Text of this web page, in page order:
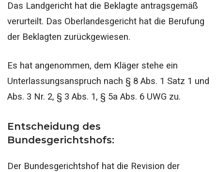
Das Landgericht hat die Beklagte antragsgemäß
verurteilt. Das Oberlandesgericht hat die Berufung
der Beklagten zurückgewiesen.
Es hat angenommen, dem Kläger stehe ein
Unterlassungsanspruch nach § 8 Abs. 1 Satz 1 und
Abs. 3 Nr. 2, § 3 Abs. 1, § 5a Abs. 6 UWG zu.
Entscheidung des
Bundesgerichtshofs:
Der Bundesgerichtshof hat die Revision der